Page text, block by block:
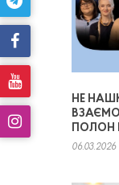
НЕ
ПОЛОН
06.03.2026